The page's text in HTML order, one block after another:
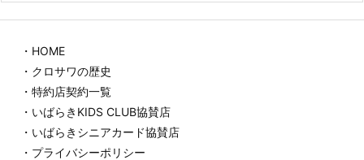
・HOME
・クロサワの歴史
・特約店契約一覧
・いばらきKIDS CLUB協賛店
・いばらきシニアカード協賛店
・プライバシーポリシー